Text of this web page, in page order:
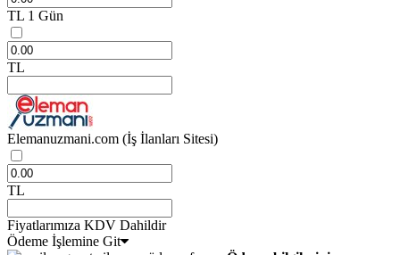
TL 1 Gün
TL
Elemanuzmani.com (İş İlanları Sitesi)
TL
Fiyatlarımıza KDV Dahildir
Ödeme İşlemine Git